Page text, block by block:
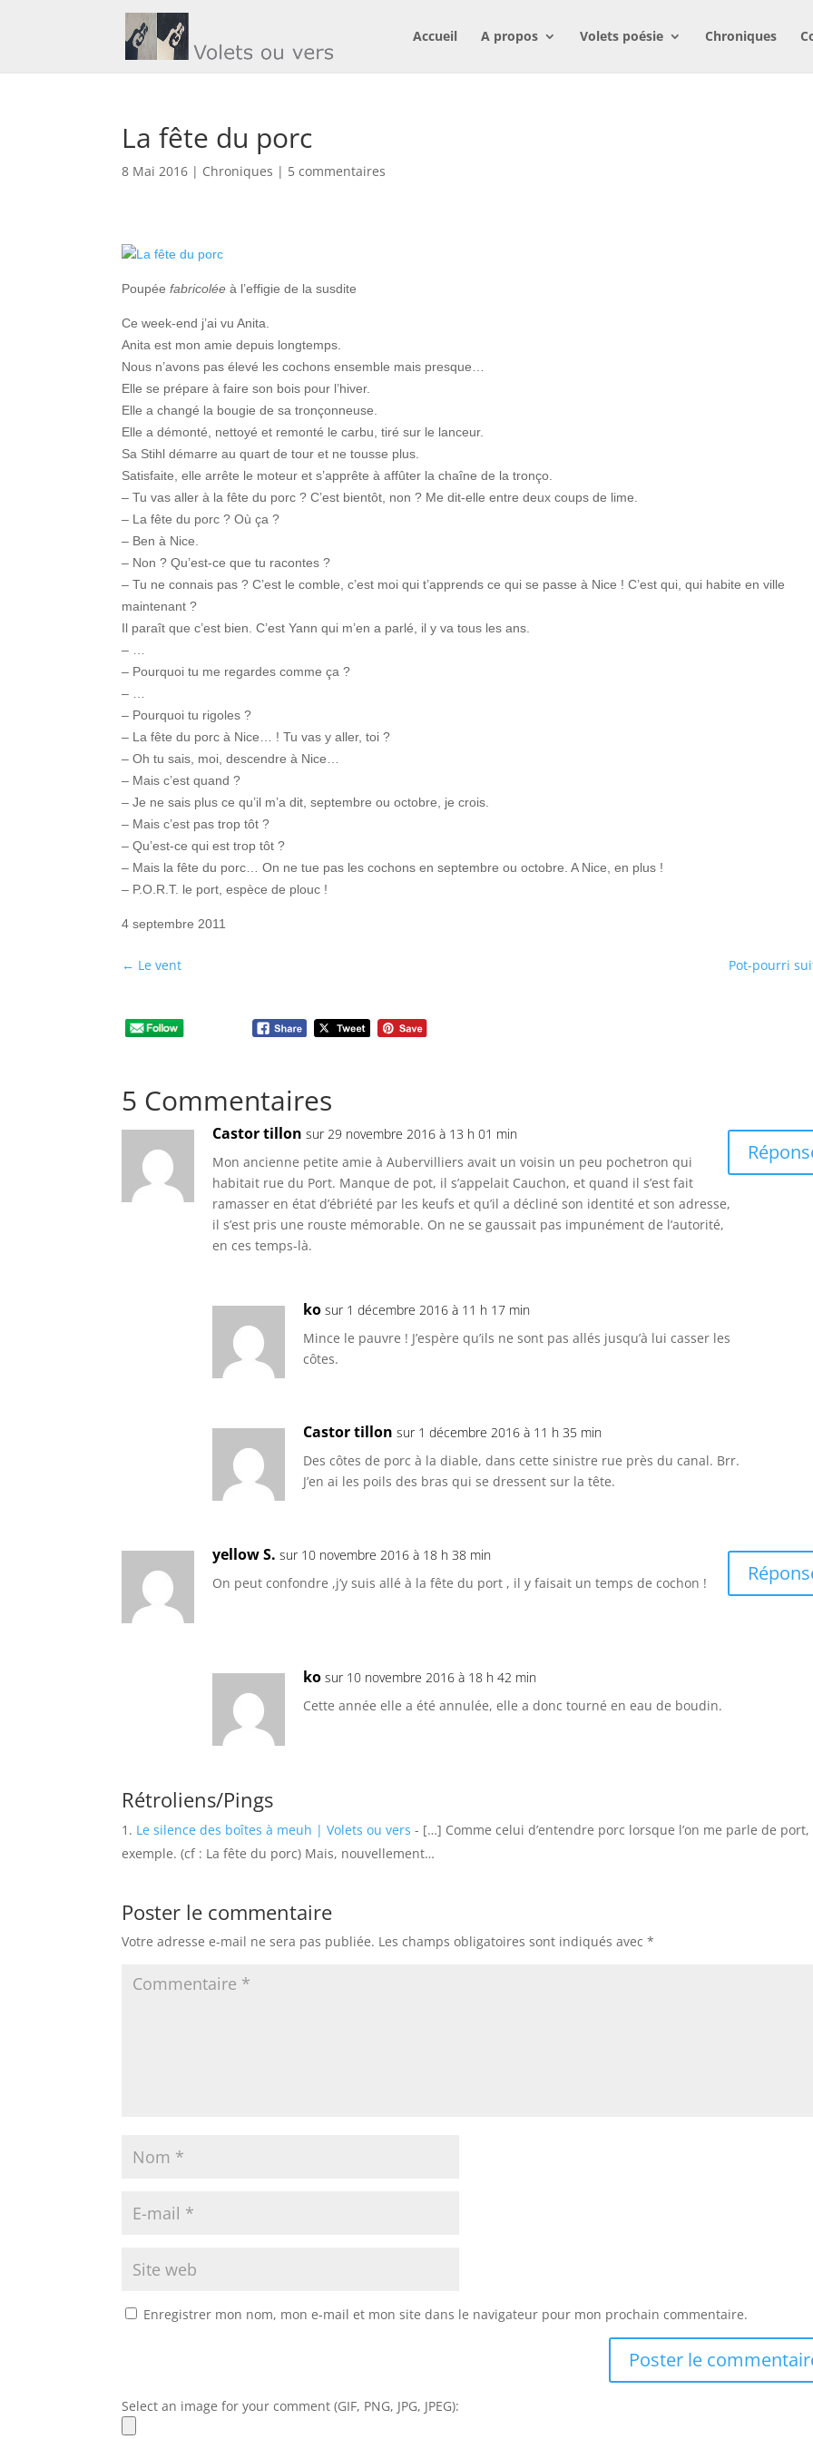
Accueil A propos Volets poésie Chroniques
La fête du porc
8 Mai 2016 | Chroniques | 5 commentaires
Poupéefabricolée à l’effigie de la susdite
Ce week-end j’ai vu Anita.
Anita est mon amie depuis longtemps.
Nous n’avons pas élevé les cochons ensemble mais presque…
Elle se prépare à faire son bois pour l’hiver.
Elle a changé la bougie de sa tronçonneuse.
Elle a démonté, nettoyé et remonté le carbu, tiré sur le lanceur.
Sa Stihl démarre au quart de tour et ne tousse plus.
Satisfaite, elle arrête le moteur et s’apprête à affûter la chaîne de la tronço.
– Tu vas aller à la fête du porc ? C’est bientôt, non ? Me dit-elleentre deux coups de lime.
– La fête du porc ? Où ça ?
– Ben à Nice.
– Non ? Qu’est-ce que tu racontes ?
– Tu ne connais pas ? C’est le comble, c’est moi qui t’apprends ce qui se passe à Nice ! C’est qui, qui habite en ville
maintenant ?
Il paraît que c’est bien. C’est Yann qui m’en a parlé, il y va tous les ans.
– …
– Pourquoi tu me regardes comme ça ?
– …
– Pourquoi tu rigoles ?
– La fête du porc à Nice… ! Tu vas y aller, toi ?
– Oh tu sais, moi, descendre à Nice…
– Mais c’est quand ?
– Je ne sais plus ce qu’il m’a dit, septembre ou octobre, je crois.
– Mais c’est pas trop tôt ?
– Qu’est-ce qui est trop tôt ?
– Mais la fête du porc… On ne tue pas les cochons en septembre ou octobre. A Nice, en plus !
– P.O.R.T. le port, espèce de plouc !
4 septembre 2011
← Le vent Pot-pourri
5 Commentaires
Castor tillon sur 29 novembre 2016 à 13 h 01 min
Mon ancienne petite amie à Aubervilliers avait un voisin un peu pochetron qui
habitait rue du Port. Manque de pot, il s’appelait Cauchon, et quand il s’est fait
ramasser en état d’ébriété par les keufs et qu’il a décliné son identité et son adresse,
il s’est pris une rouste mémorable. On ne se gaussait pas impunément de l’autorité,
en ces temps-là.
ko sur 1 décembre 2016 à 11 h 17 min
Mince le pauvre ! J’espère qu’ils ne sont pas allés jusqu’à lui casser les
côtes.
Castor tillon sur 1 décembre 2016 à 11 h 35 min
Des côtes de porc à la diable, dans cette sinistre rue près du canal. Brr.
J’en ai les poils des bras qui se dressent sur la tête.
yellow S. sur 10 novembre 2016 à 18 h 38 min
On peut confondre ,j’y suis allé à la fête du port , il y faisait un temps de cochon !
ko sur 10 novembre 2016 à 18 h 42 min
Cette année elle a été annulée, elle a donc tourné en eau de boudin.
Rétroliens/Pings
Le silence des boîtes à meuh | Volets ou vers - […] Comme celui d’entendre porc lorsque l’on me parle de
exemple. (cf : La fête du porc) Mais, nouvellement…
Poster le commentaire
Votre adresse e-mail ne sera pas publiée. Les champs obligatoires sont indiqués avec*
Enregistrer mon nom, mon e-mail et mon site dans le navigateur pour mon prochain commentaire.
Select an image for your comment (GIF, PNG, JPG, JPEG):